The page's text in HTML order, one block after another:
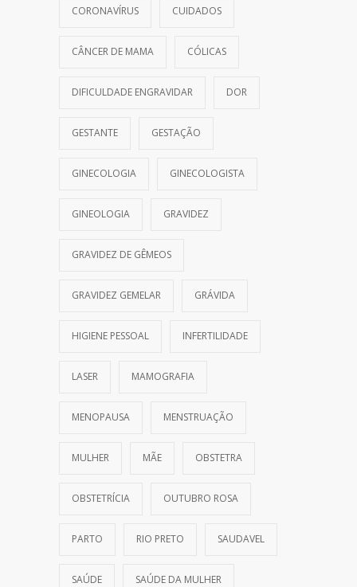
CORONAVÍRUS CUIDADOS
CÂNCER DE MAMA CÓLICAS
DIFICULDADE ENGRAVIDAR DOR
GESTANTE GESTAÇÃO
GINECOLOGIA GINECOLOGISTA
GINEOLOGIA GRAVIDEZ
GRAVIDEZ DE GÊMEOS
GRAVIDEZ GEMELAR GRÁVIDA
HIGIENE PESSOAL INFERTILIDADE
LASER MAMOGRAFIA
MENOPAUSA MENSTRUAÇÃO
MULHER MÃE OBSTETRA
OBSTETRÍCIA OUTUBRO ROSA
PARTO RIO PRETO SAUDAVEL
SAÚDE SAÚDE DA MULHER